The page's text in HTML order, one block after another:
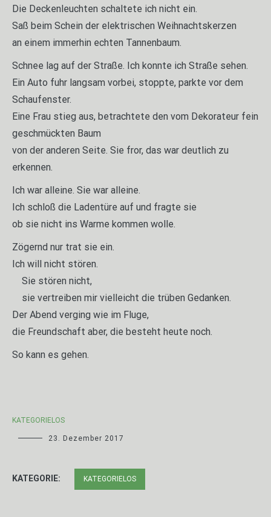
Die Deckenleuchten schaltete ich nicht ein.
Saß beim Schein der elektrischen Weihnachtskerzen
an einem immerhin echten Tannenbaum.
Schnee lag auf der Straße. Ich konnte ich Straße sehen.
Ein Auto fuhr langsam vorbei, stoppte, parkte vor dem
Schaufenster.
Eine Frau stieg aus, betrachtete den vom Dekorateur fein
geschmückten Baum
von der anderen Seite. Sie fror, das war deutlich zu
erkennen.
Ich war alleine. Sie war alleine.
Ich schloß die Ladentüre auf und fragte sie
ob sie nicht ins Warme kommen wolle.
Zögernd nur trat sie ein.
Ich will nicht stören.
Sie stören nicht,
sie vertreiben mir vielleicht die trüben Gedanken.
Der Abend verging wie im Fluge,
die Freundschaft aber, die besteht heute noch.
So kann es gehen.
KATEGORIELOS
23. Dezember 2017
KATEGORIE: KATEGORIELOS